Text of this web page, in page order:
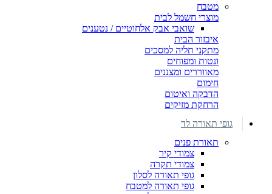
מטבח
מוצרי חשמל לבית
שואבי אבק אלחוטיים / נטענים
איבזור הבית
מתקני תליה למסכים
ונטות ומפוחים
מאווררים ומצננים
חימום
הדבקה ואיטום
הרחקת מזיקים
גופי תאורה לד
תאורת פנים
צמודי קיר
צמודי תקרה
גופי תאורה לסלון
גופי תאורה למטבח